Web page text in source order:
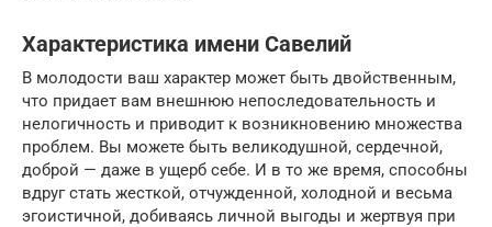
Характеристика имени Савелий
В молодости ваш характер может быть двойственным,
что придает вам внешнюю непоследовательность и
нелогичность и приводит к возникновению множества
проблем. Вы можете быть великодушной, сердечной,
доброй — даже в ущерб себе. И в то же время, способны
вдруг стать жесткой, отчужденной, холодной и весьма
эгоистичной, добиваясь личной выгоды и жертвуя при